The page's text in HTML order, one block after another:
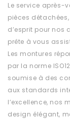
Le service après-
pièces
d’esprit pour nos
prête à vous
Les montures
par la norme
soumise à des
aux standards
l’excellence, nos
design élégant,